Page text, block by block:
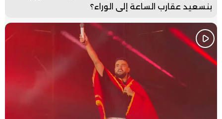
بنسعيد عقارب الساعة إلى الوراء؟